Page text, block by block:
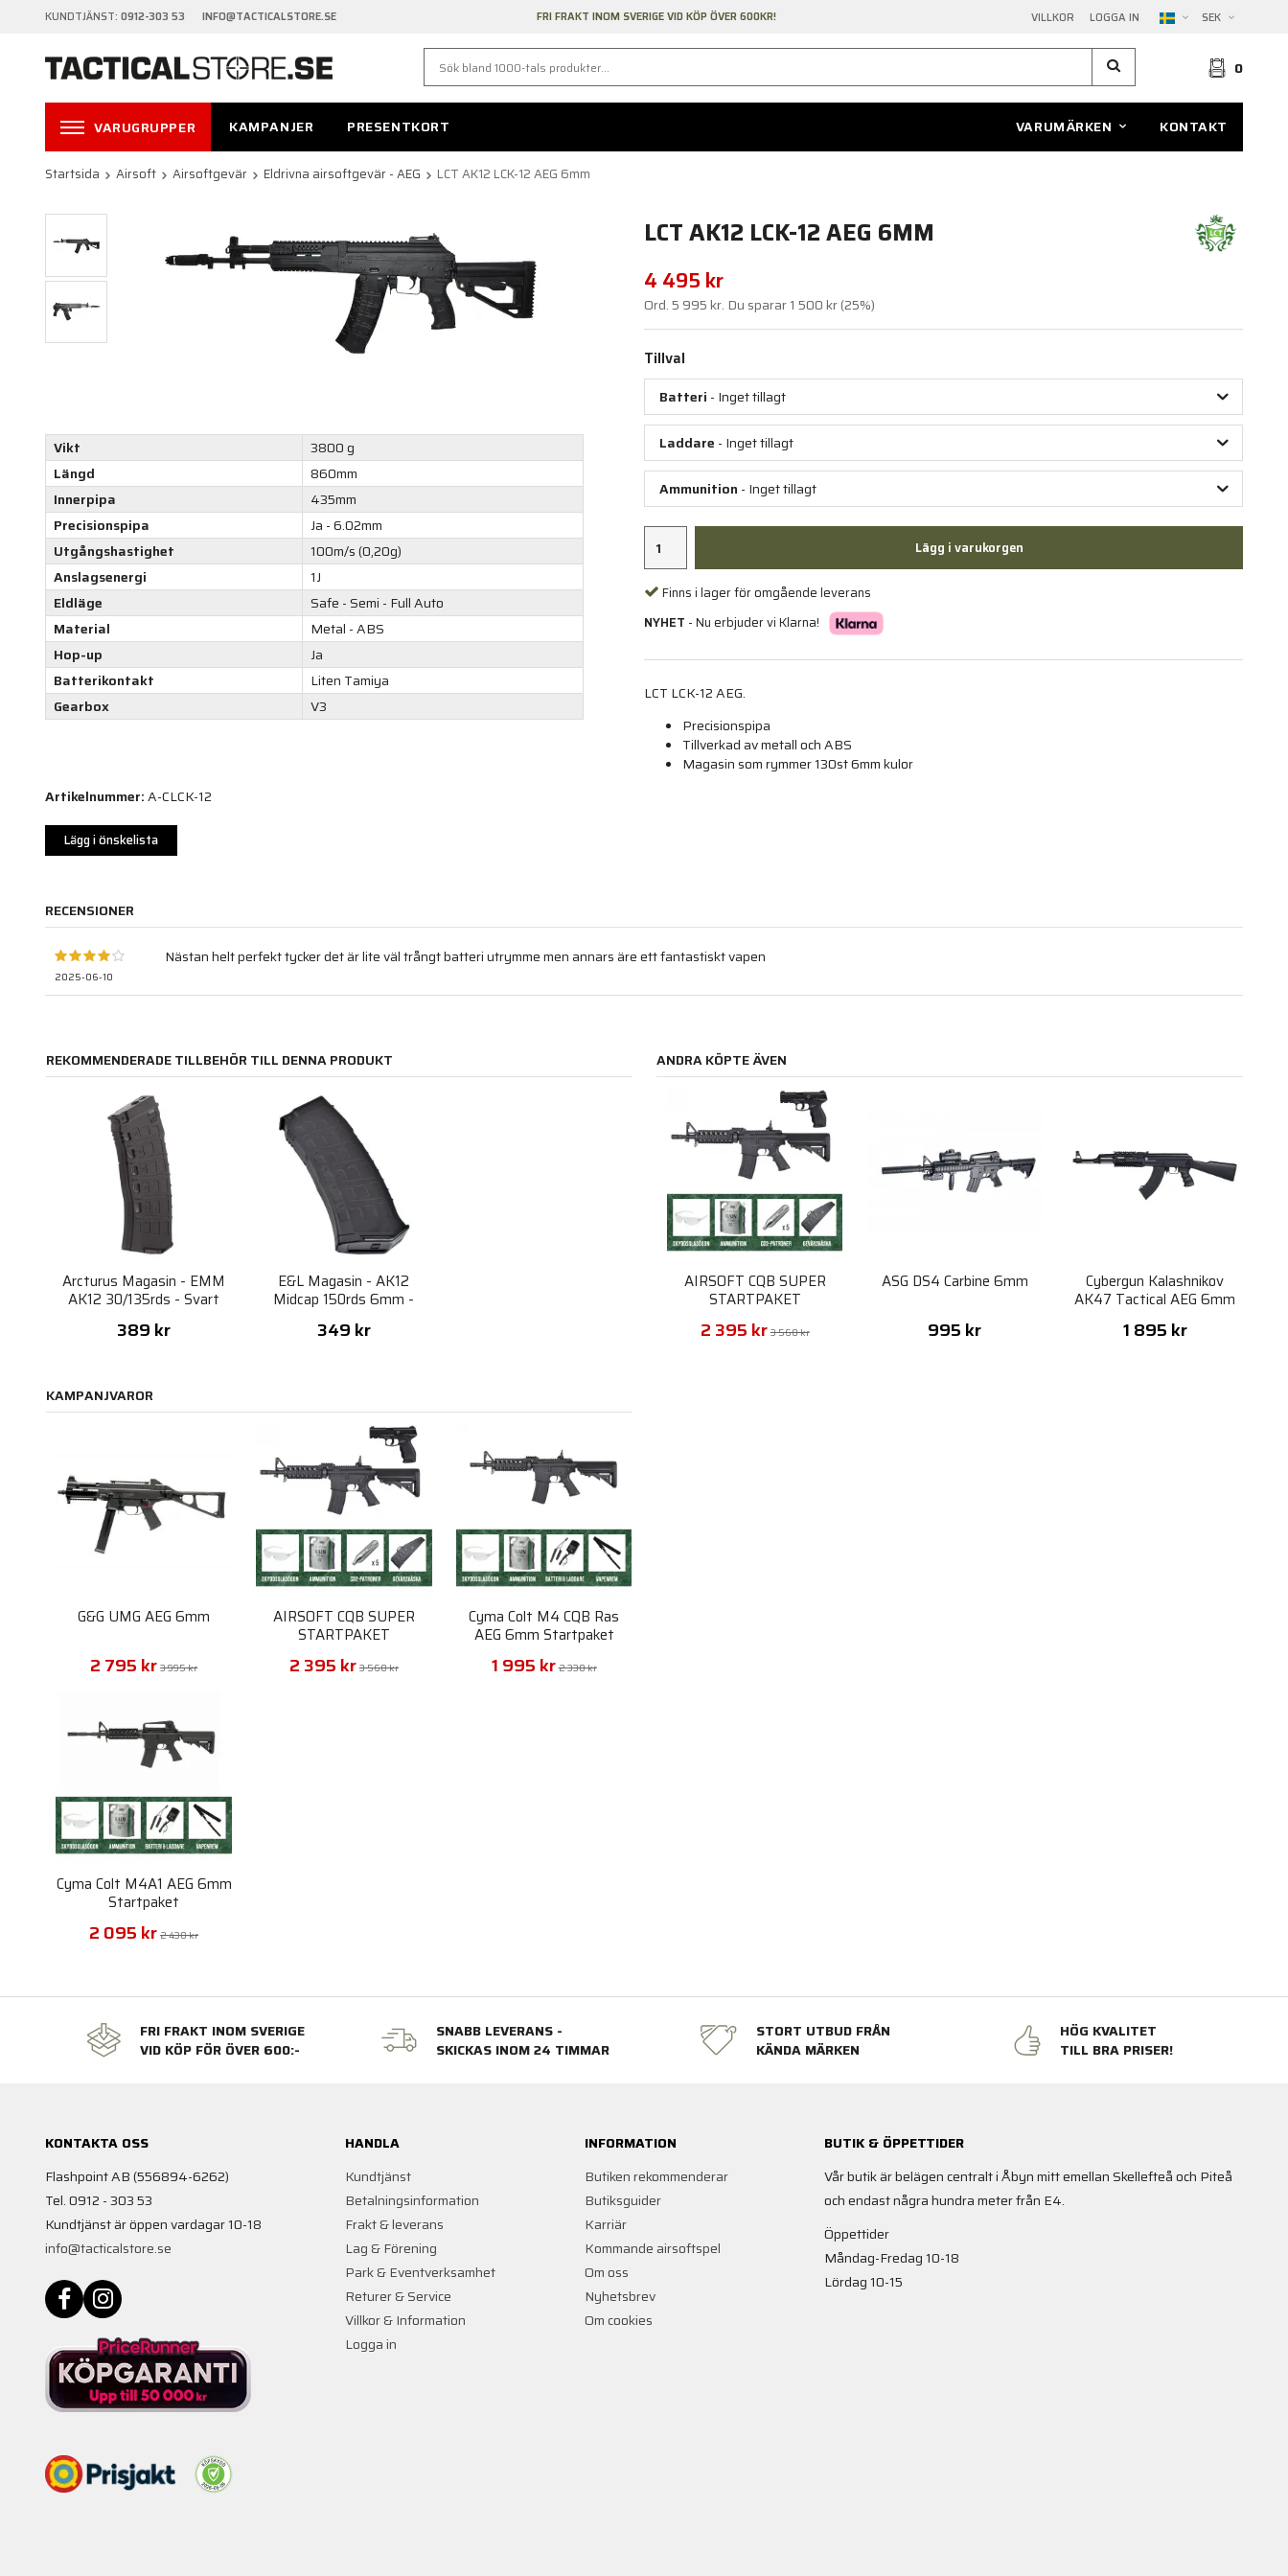
KUNDTJÄNST: 0912-303 53 INFO@TACTICALSTORE.SE VILLKOR LOGGA IN SEK
FRI FRAKT INOM SVERIGE VID KÖP ÖVER 600KR!
0
VARUGRUPPER KAMPANJER PRESENTKORT VARUMÄRKEN KONTAKT
Startsida Airsoft Airsoftgevär Eldrivna airsoftgevär - AEG LCT AK12 LCK-12 AEG 6mm
LCT AK12 LCK-12 AEG 6MM
4 495 kr
Ord.5 995 kr. Du sparar1 500 kr(25%)
Tillval
Batteri - Inget tillagt
Laddare - Inget tillagt
Ammunition - Inget tillagt
Lägg i varukorgen
Finns i lager för omgående leverans
NYHET - Nu erbjuder vi Klarna!
LCT LCK-12 AEG.
Precisionspipa
Tillverkad av metall och ABS
Magasin som rymmer 130st 6mm kulor
Vikt
3800 g
Längd
860mm
Innerpipa
435mm
Precisionspipa
Ja - 6.02mm
Utgångshastighet
100m/s (0,20g)
Anslagsenergi
1J
Eldläge
Safe - Semi - Full Auto
Material
Metal - ABS
Hop-up
Ja
Batterikontakt
Liten Tamiya
Gearbox
V3
Artikelnummer:A-CLCK-12
Lägg i önskelista
RECENSIONER
2025-06-10
Nästan helt perfekt tycker det är lite väl trångt batteri utrymme men annars äre ett fantastiskt vapen
REKOMMENDERADE TILLBEHÖR TILL DENNA PRODUKT
Arcturus Magasin - EMM
AK12 30/135rds - Svart
389 kr
E&L Magasin - AK12
Midcap 150rds 6mm -
Svart
349 kr
ANDRA KÖPTE ÄVEN
AIRSOFT CQB SUPER
STARTPAKET
2 395 kr 3 560 kr
ASG DS4 Carbine 6mm
995 kr
Cybergun Kalashnikov
AK47 Tactical AEG 6mm
1 895 kr
KAMPANJVAROR
G&G UMG AEG 6mm
2 795 kr 3 995 kr
AIRSOFT CQB SUPER
STARTPAKET
2 395 kr 3 560 kr
Cyma Colt M4 CQB Ras
AEG 6mm Startpaket
1 995 kr 2 330 kr
Cyma Colt M4A1 AEG 6mm
Startpaket
2 095 kr 2 430 kr
FRI FRAKT INOM SVERIGE
VID KÖP FÖR ÖVER 600:-
SNABB LEVERANS -
SKICKAS INOM 24 TIMMAR
STORT UTBUD FRÅN
KÄNDA MÄRKEN
HÖG KVALITET
TILL BRA PRISER!
KONTAKTA OSS
Flashpoint AB (556894-6262)
Tel. 0912 - 303 53
Kundtjänst är öppen vardagar 10-18
info@tacticalstore.se
HANDLA
Kundtjänst
Betalningsinformation
Frakt & leverans
Lag & Förening
Park & Eventverksamhet
Returer & Service
Villkor & Information
Logga in
INFORMATION
Butiken rekommenderar
Butiksguider
Karriär
Kommande airsoftspel
Om oss
Nyhetsbrev
Om cookies
BUTIK & ÖPPETTIDER
Vår butik är belägen centralt i Åbyn mitt emellan Skellefteå och Piteå
och endast några hundra meter från E4.
Öppettider
Måndag-Fredag 10-18
Lördag 10-15